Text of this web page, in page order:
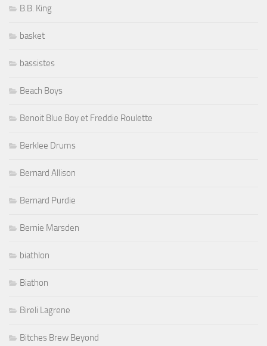
B.B. King
basket
bassistes
Beach Boys
Benoit Blue Boy et Freddie Roulette
Berklee Drums
Bernard Allison
Bernard Purdie
Bernie Marsden
biathlon
Biathon
Bireli Lagrene
Bitches Brew Beyond